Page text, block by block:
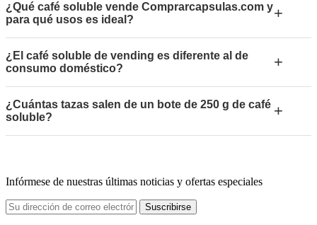
¿Qué café soluble vende Comprarcapsulas.com y
para qué usos es ideal?
+
¿El café soluble de vending es diferente al de
consumo doméstico?
+
¿Cuántas tazas salen de un bote de 250 g de café
soluble?
+
Infórmese de nuestras últimas noticias y ofertas especiales